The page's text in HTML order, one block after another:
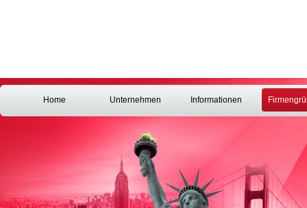
Home Unternehmen Informationen